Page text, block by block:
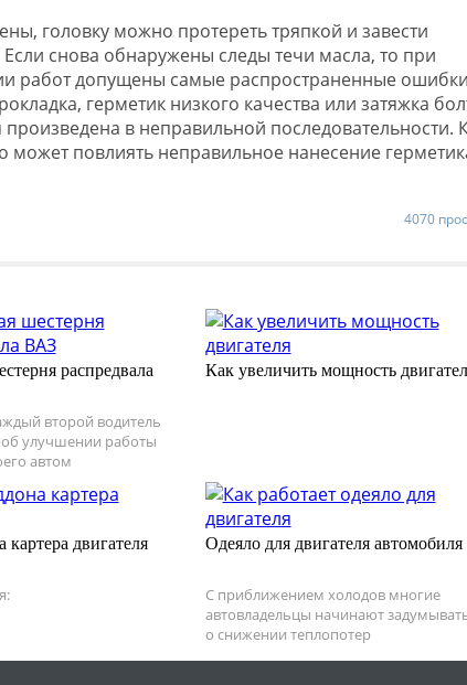
головку можно протереть тряпкой и завести
Если снова обнаружены следы течи масла, то при
работ допущены самые распространенные
герметик низкого качества или затяжка
произведена в неправильной последовательности.
может повлиять неправильное нанесение
4070
распредвала
второй водитель
улучшении работы
автом
Как увеличить мощность
картера двигателя
Одеяло для двигателя автомобиля
С приближением холодов многие
автовладельцы начинают
о снижении теплопотер